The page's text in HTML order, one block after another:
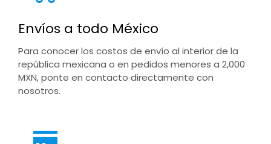
Envíos a todo México
Para conocer los costos de envío al interior de la
república mexicana o en pedidos menores a 2,000
MXN, ponte en contacto directamente con
nosotros.